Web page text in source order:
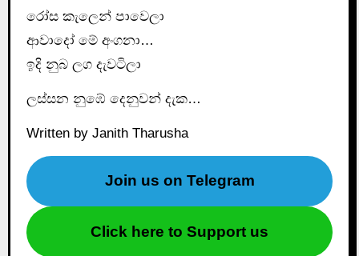
රෝස කැලෙන් පාවෙලා
ආවාදෝ මේ අංගනා…
ඉදි නුබ ලග දැවටිලා
ලස්සන නුඹේ දෙනුවන් දැක…
Written by Janith Tharusha
Join us on Telegram
Click here to Support us